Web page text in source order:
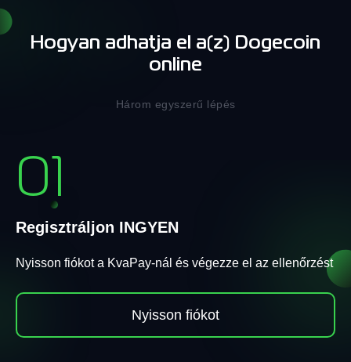
Hogyan adhatja el a(z) Dogecoin
online
Három egyszerű lépés
01
Regisztráljon INGYEN
Nyisson fiókot a KvaPay-nál és végezze el az ellenőrzést
Nyisson fiókot